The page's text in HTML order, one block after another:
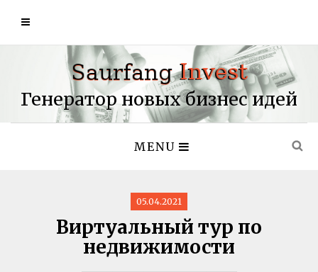
Генератор новых бизнес идей
MENU
05.04.2021
Виртуальный тур по
недвижимости